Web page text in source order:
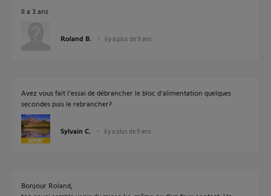
Il a 3 ans
Roland B. il y a plus de 9 ans
Avez vous fait l'essai de débrancher le bloc d'alimentation quelques
secondes puis le rebrancher?
Sylvain C. il y a plus de 9 ans
Bonjour Roland,